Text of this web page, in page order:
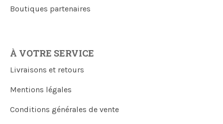
Boutiques partenaires
À VOTRE SERVICE
Livraisons et retours
Mentions légales
Conditions générales de vente